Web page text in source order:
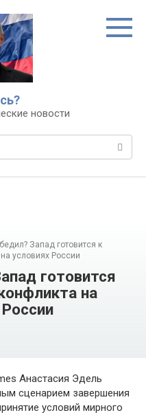
новости
Запад готовится к
условиях России
готовится
на
Анастасия Эдель
сценарием завершения
условий мирного